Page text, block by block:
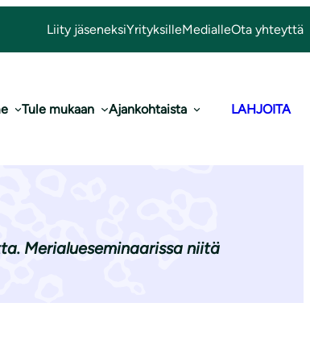
Liity jäseneksiYrityksilleMedialleOta yhteyttä
Tule mukaan Ajankohtaista LAHJOITA
Merialueseminaarissa niitä